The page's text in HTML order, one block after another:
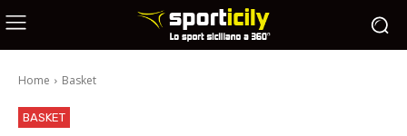
Home Basket
BASKET